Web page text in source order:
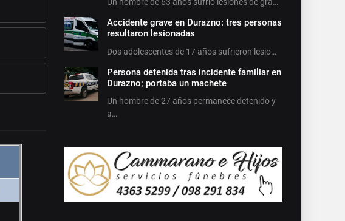
Accidente grave en Durazno: tres personas
resultaron lesionadas
Dos adolescentes de 17 años sufrieron lesio…
Persona detenida tras incidente familiar en
Durazno; portaba un machete
Un hombre de 27 años permanece detenido y
a…